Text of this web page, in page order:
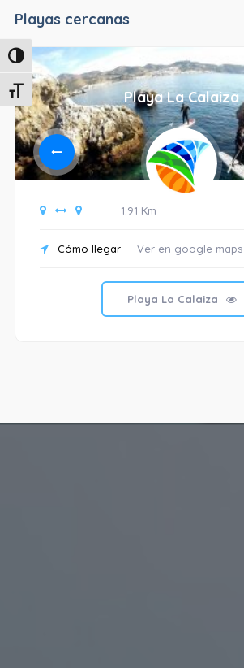
Alternar alto contraste
Alternar tamaño de letra
Playas cercanas
Playa La Calaiza
1.91 Km
Cómo llegar Ver en google maps
Playa La Calaiza